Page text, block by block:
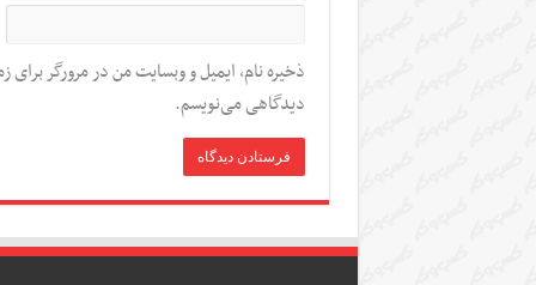
ذخیره نام، ایمیل و وبسایت من در مرورگر برای
دیدگاهی می‌نویسم.